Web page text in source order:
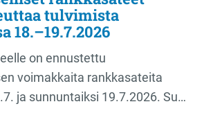
tulvimista
18.–19.7.2026
on ennustettu
voimakkaita rankkasateita
ja sunnuntaiksi 19.7.2026. Su…